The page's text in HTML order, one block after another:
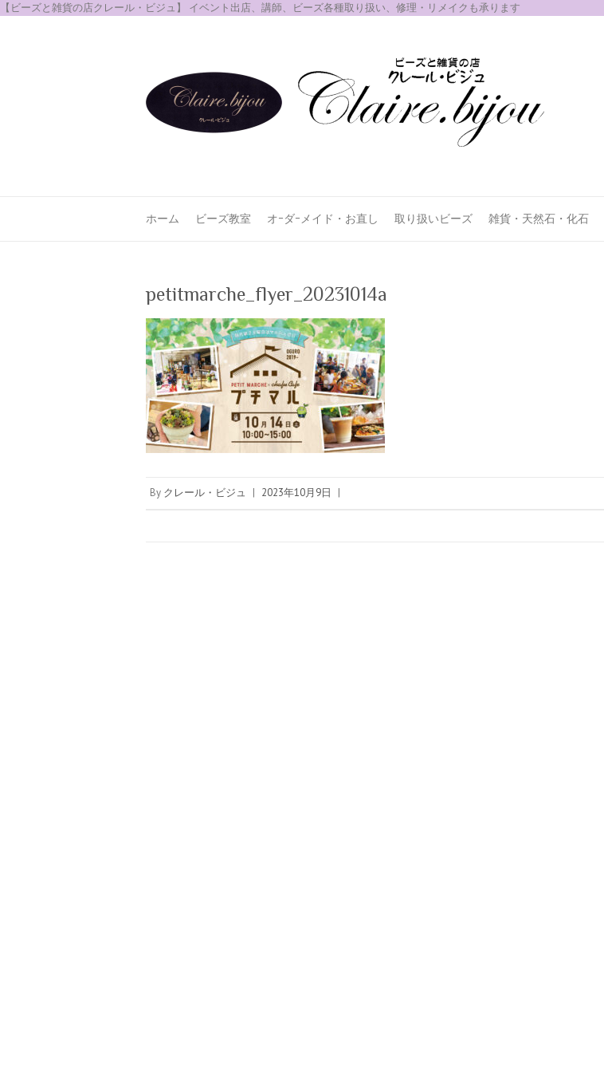
【ビーズと雑貨の店クレール・ビジュ】 イベント出店、講師、ビーズ各種取り扱い、修理・リメイクも承ります
ホーム ビーズ教室 オｰダｰメイド・お直し 取り扱いビーズ 雑貨・天然石・化石
petitmarche_flyer_20231014a
By クレール・ビジュ | 2023年10月9日 |